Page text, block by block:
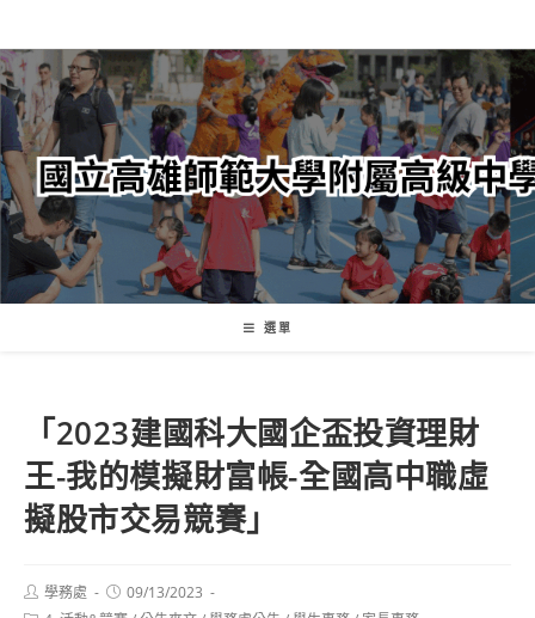
轉
至
主
內
容
選單
「2023建國科大國企盃投資理財
王-我的模擬財富帳-全國高中職虛
擬股市交易競賽」
Post
author:
學務處
Post
published:
09/13/2023